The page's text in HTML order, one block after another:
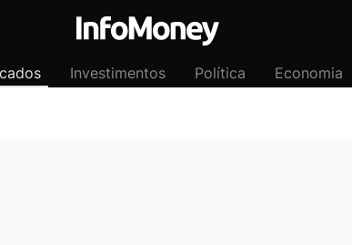
Investimentos Política Economia